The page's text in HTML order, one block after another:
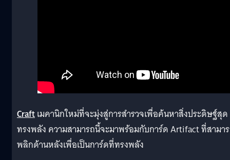
Craftเมคานิกใหม่ที่จะมุ่งสู่การสำรวจเพื่อค้นหาสิ่งประดิษฐ์สุด
ทรงพลัง ความสามารถนี้จะมาพร้อมกับการ์ด Artifact ที่สามา
พลิกด้านหลังเพื่อเป็นการ์ดที่ทรงพลัง